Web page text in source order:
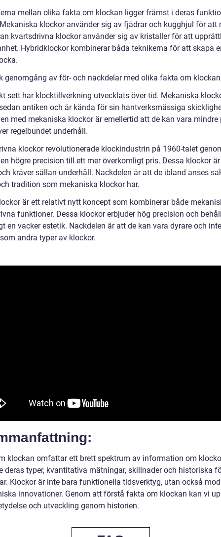
mellan olika fakta om klockan ligger främst i deras
klockor använder sig av fjädrar och kugghjul för att
kvartsdrivna klockor använder sig av kristaller för att
Hybridklockor kombinerar båda teknikerna för att skapa
genomgång av för- och nackdelar med olika fakta om
sett har klocktillverkning utvecklats över tid. Mekaniska
antiken och är kända för sin hantverksmässiga
med mekaniska klockor är emellertid att de kan vara mindre
regelbundet underhåll.
klockor revolutionerade klockindustrin på 1960-talet
högre precision till ett mer överkomligt pris. Dessa klockor
kräver sällan underhåll. Nackdelen är att de ibland anses
tradition som mekaniska klockor har.
är ett relativt nytt koncept som kombinerar både
funktioner. Dessa klockor erbjuder hög precision och
en vacker estetik. Nackdelen är att de kan vara dyrare och
andra typer av klockor.
klockan omfattar ett brett spektrum av information om
deras typer, kvantitativa mätningar, skillnader och historiska
Klockor är inte bara funktionella tidsverktyg, utan också
innovationer. Genom att förstå fakta om klockan kan vi
och utveckling genom historien.